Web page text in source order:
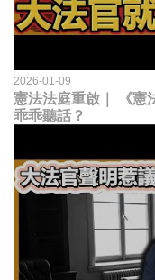
2026-01-09
憲法法庭重啟｜ 《憲
乖乖聽話？